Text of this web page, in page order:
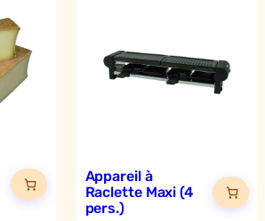
Appareil à
Raclette Maxi (4
pers.)